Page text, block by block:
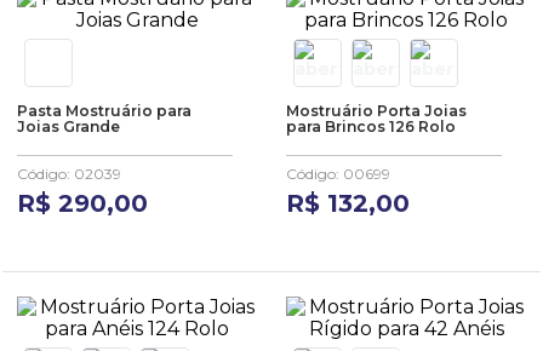
Pasta Mostruário para
Joias Grande
Código: 02039
R$ 290,00
Mostruário Porta Joias
para Brincos 126 Rolo
Código: 00699
R$ 132,00